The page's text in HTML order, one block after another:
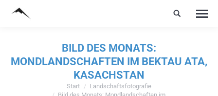
BILD DES MONATS:
MONDLANDSCHAFTEN IM BEKTAU ATA,
KASACHSTAN
Sie befinden sich hier:
Start
Landschaftsfotografie